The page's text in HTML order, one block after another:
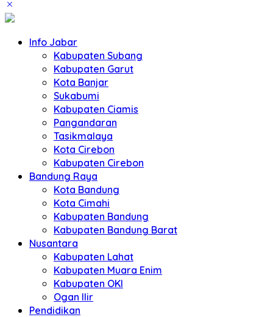
Info Jabar
Kabupaten Subang
Kabupaten Garut
Kota Banjar
Sukabumi
Kabupaten Ciamis
Pangandaran
Tasikmalaya
Kota Cirebon
Kabupaten Cirebon
Bandung Raya
Kota Bandung
Kota Cimahi
Kabupaten Bandung
Kabupaten Bandung Barat
Nusantara
Kabupaten Lahat
Kabupaten Muara Enim
Kabupaten OKI
Ogan Ilir
Pendidikan